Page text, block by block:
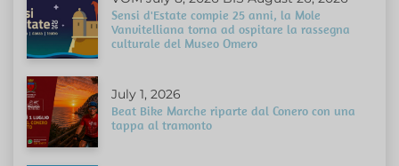
Sensi d'Estate compie 25 anni, la Mole
Vanvitelliana torna ad ospitare la rassegna
culturale del Museo Omero
July 1, 2026
Beat Bike Marche riparte dal Conero con una
tappa al tramonto